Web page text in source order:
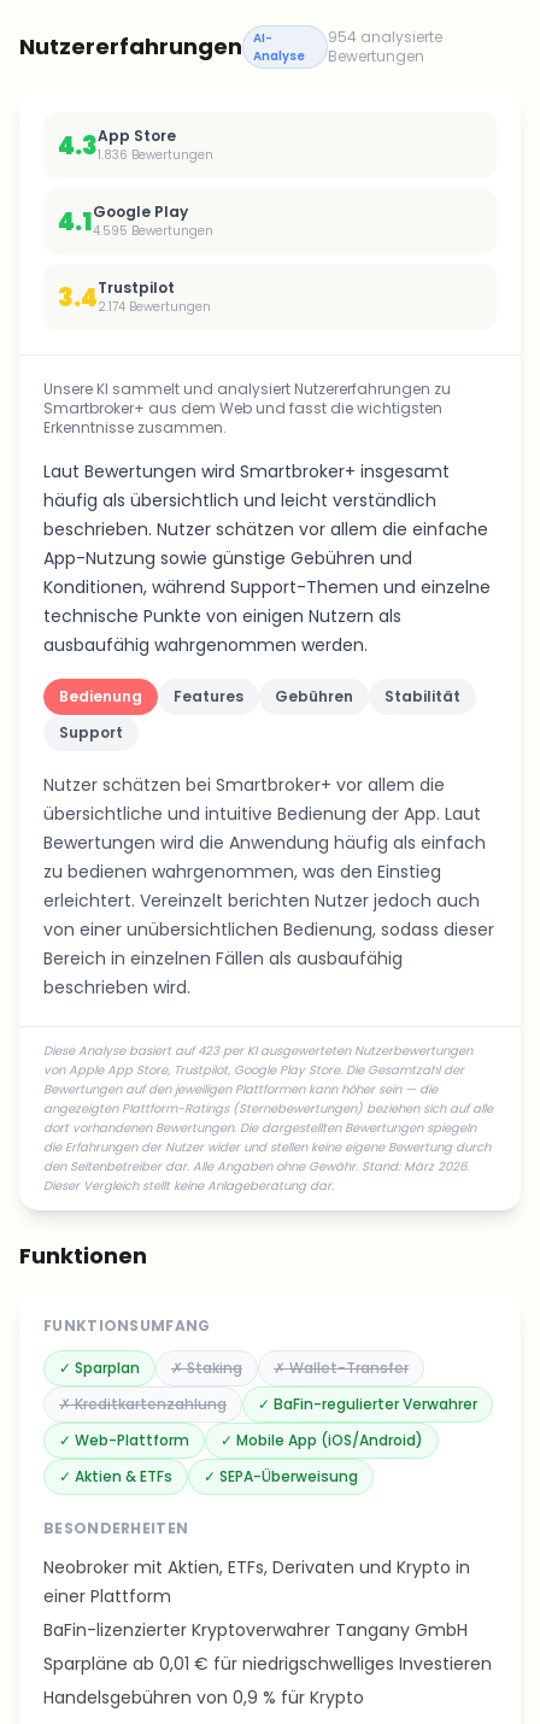
Nutzererfahrungen
AI-
Analyse
954 analysierte
Bewertungen
4.3App Store
1.836 Bewertungen
4.1Google Play
4.595 Bewertungen
3.4Trustpilot
2.174 Bewertungen
Unsere KI sammelt und analysiert Nutzererfahrungen zu
Smartbroker+ aus dem Web und fasst die wichtigsten
Erkenntnisse zusammen.
Laut Bewertungen wird Smartbroker+ insgesamt
häufig als übersichtlich und leicht verständlich
beschrieben. Nutzer schätzen vor allem die einfache
App-Nutzung sowie günstige Gebühren und
Konditionen, während Support-Themen und einzelne
technische Punkte von einigen Nutzern als
ausbaufähig wahrgenommen werden.
Bedienung Features Gebühren
Stabilität
Support
Nutzer schätzen bei Smartbroker+ vor allem die
übersichtliche und intuitive Bedienung der App. Laut
Bewertungen wird die Anwendung häufig als einfach
zu bedienen wahrgenommen, was den Einstieg
erleichtert. Vereinzelt berichten Nutzer jedoch auch
von einer unübersichtlichen Bedienung, sodass dieser
Bereich in einzelnen Fällen als ausbaufähig
beschrieben wird.
Diese Analyse basiert auf 423 per KI ausgewerteten Nutzerbewertungen
von Apple App Store, Trustpilot, Google Play Store. Die Gesamtzahl der
Bewertungen auf den jeweiligen Plattformen kann höher sein — die
angezeigten Plattform-Ratings (Sternebewertungen) beziehen sich auf alle
dort vorhandenen Bewertungen. Die dargestellten Bewertungen spiegeln
die Erfahrungen der Nutzer wider und stellen keine eigene Bewertung durch
den Seitenbetreiber dar. Alle Angaben ohne Gewähr. Stand: März 2026.
Dieser Vergleich stellt keine Anlageberatung dar.
Funktionen
FUNKTIONSUMFANG
✓ Sparplan ✗Staking ✗Wallet-Transfer
✗Kreditkartenzahlung ✓ BaFin-regulierter Verwahrer
✓ Web-Plattform ✓ Mobile App (iOS/Android)
✓ Aktien & ETFs ✓ SEPA-Überweisung
BESONDERHEITEN
Neobroker mit Aktien, ETFs, Derivaten und Krypto in
einer Plattform
BaFin-lizenzierter Kryptoverwahrer Tangany GmbH
Sparpläne ab 0,01 € für niedrigschwelliges Investieren
Handelsgebühren von 0,9 % für Krypto